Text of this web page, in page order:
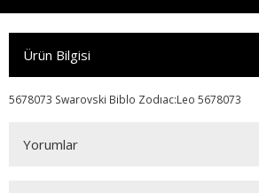
Ürün Bilgisi
5678073 Swarovski Biblo Zodıac:Leo 5678073
Yorumlar